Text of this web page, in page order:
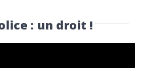
: un droit !